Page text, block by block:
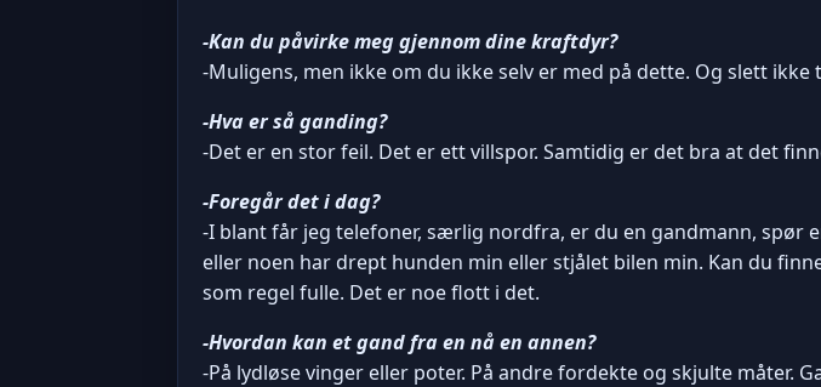
-Kan du påvirke meg gjennom dine kraftdyr?
-Muligens, men ikke om du ikke selv er med på dette. Og slett ikke
-Hva er så ganding?
-Det er en stor feil. Det er ett villspor. Samtidig er det bra at det
-Foregår det i dag?
-I blant får jeg telefoner, særlig nordfra, er du en gandmann, spør
eller noen har drept hunden min eller stjålet bilen min. Kan du
som regel fulle. Det er noe flott i det.
-Hvordan kan et gand fra en nå en annen?
-På lydløse vinger eller poter. På andre fordekte og skjulte måter.